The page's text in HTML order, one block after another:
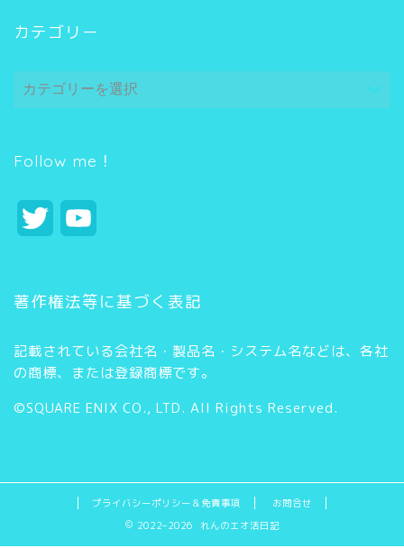
カテゴリー
テ
ー
Follow me！
i
t
e
u
u
b
h
a
著作権法等に基づく表記
記載されている会社名・製品名・システム名などは、各社
の商標、または登録商標です。
©SQUARE ENIX CO., LTD. All Rights Reserved.
プライバシーポリシー＆免責事項
お問合せ
2022–2026 れんのエオ活日記